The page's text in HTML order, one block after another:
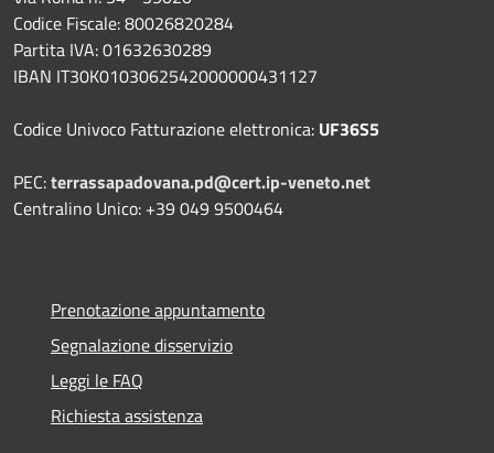
Codice Fiscale: 80026820284
Partita IVA: 01632630289
IBAN IT30K0103062542000000431127
Codice Univoco Fatturazione elettronica: UF36S5
PEC:terrassapadovana.pd@cert.ip-veneto.net
Centralino Unico: +39 049 9500464
Prenotazione appuntamento
Segnalazione disservizio
Leggi le FAQ
Richiesta assistenza